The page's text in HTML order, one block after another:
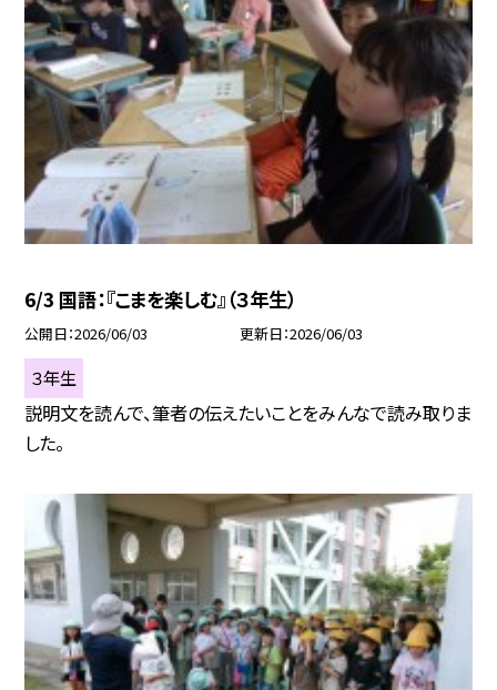
6/3 国語：『こまを楽しむ』（３年生）
公開日 2026/06/03 更新日 2026/06/03
３年生
説明文を読んで、筆者の伝えたいことをみんなで読み取りま
した。